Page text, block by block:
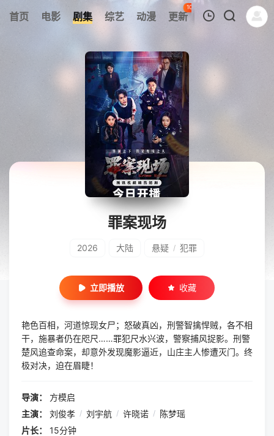
首页 电影 剧集 综艺 动漫 更新
104
热榜 APP
我的观影记录
暂无观看影片的记录
罪案现场
2026 大陆 悬疑 / 犯罪
立即播放 收藏
艳色百相，河道惊现女尸；怒破真凶，刑警智擒悍贼，各不相
干‌，施暴者仍在咫尺……罪犯尺水兴波，警察捕风捉影。刑警
楚风追查命案，却意外发现魔影逼近，山庄主人惨遭灭门。终
极对决，迫在眉睫‌！
导演：
方模启
主演：
刘俊孝 / 刘宇航 / 许晓诺 / 陈梦瑶
片长：
15分钟